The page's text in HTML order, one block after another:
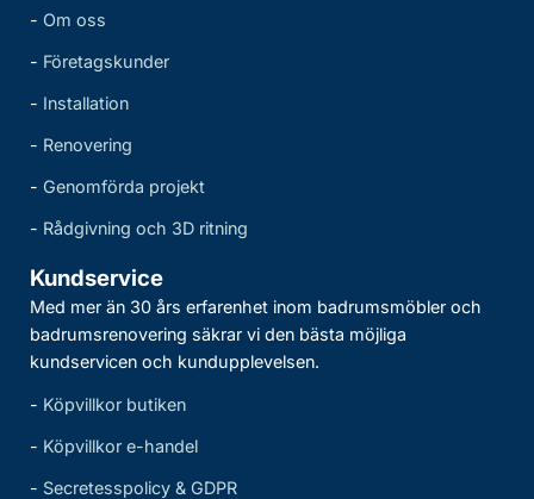
- Om oss
- Företagskunder
- Installation
- Renovering
- Genomförda projekt
- Rådgivning och 3D ritning
Kundservice
Med mer än 30 års erfarenhet inom badrumsmöbler och
badrumsrenovering säkrar vi den bästa möjliga
kundservicen och kundupplevelsen.
- Köpvillkor butiken
- Köpvillkor e-handel
- Secretesspolicy & GDPR